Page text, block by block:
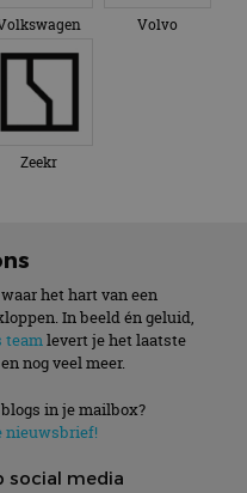
Volvo
Zeekr
het hart van een
In beeld én geluid,
teamlevert je het laatste
nog veel meer.
in je mailbox?
nieuwsbrief!
social media